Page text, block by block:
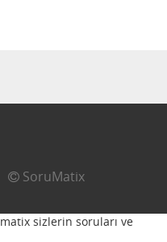
SoruMatix
sizlerin soruları ve